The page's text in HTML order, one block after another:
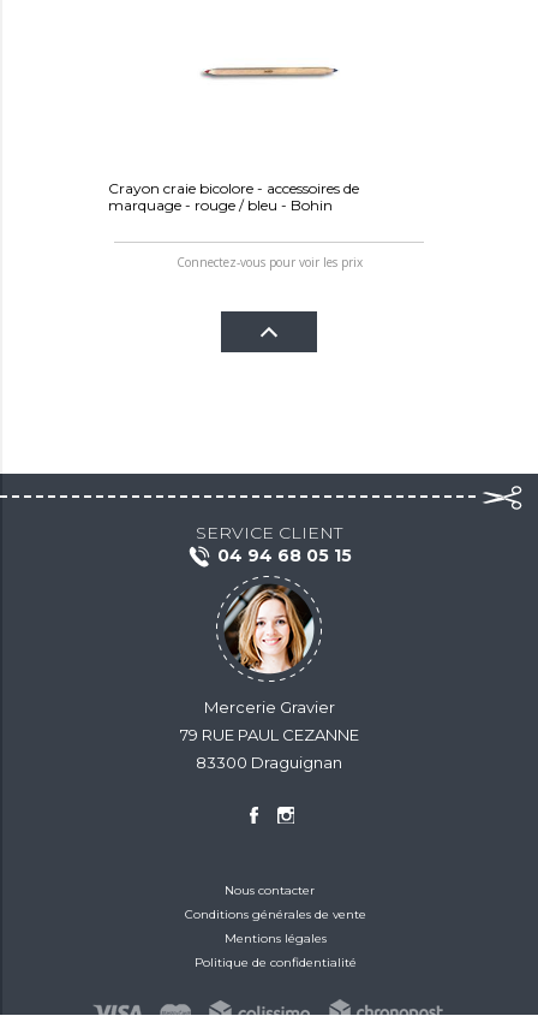
Crayon craie bicolore - accessoires de
marquage - rouge / bleu - Bohin
Connectez-vous pour voir les prix
SERVICE CLIENT
04 94 68 05 15
Mercerie Gravier
79 RUE PAUL CEZANNE
83300 Draguignan
Nous contacter
Conditions générales de vente
Mentions légales
Politique de confidentialité